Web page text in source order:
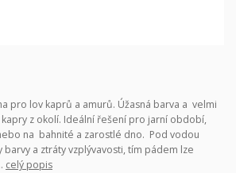
pro lov kaprů a amurů. Úžasná barva a velmi
z okolí. Ideální řešení pro jarní období,
na bahnité a zarostlé dno. Pod vodou
barvy a ztráty vzplývavosti, tím pádem lze
celý popis